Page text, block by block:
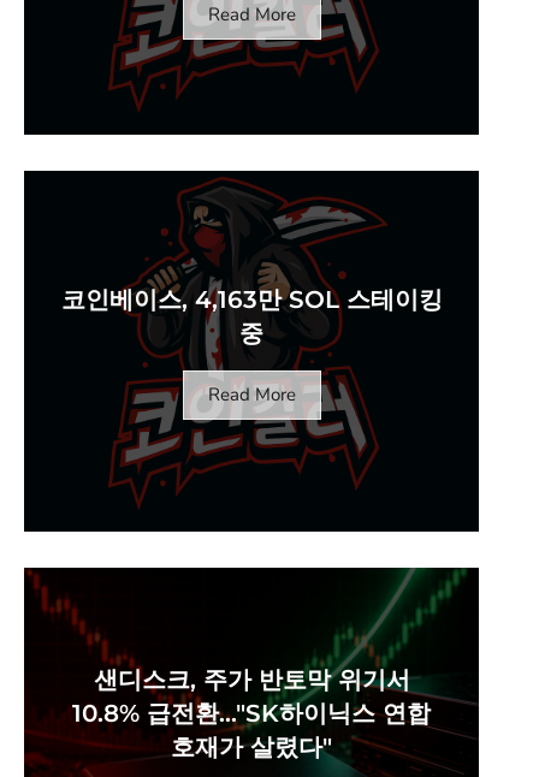
Read More
코인베이스, 4,163만 SOL 스테이킹
중
Read More
샌디스크, 주가 반토막 위기서
10.8% 급전환…"SK하이닉스 연합
호재가 살렸다"